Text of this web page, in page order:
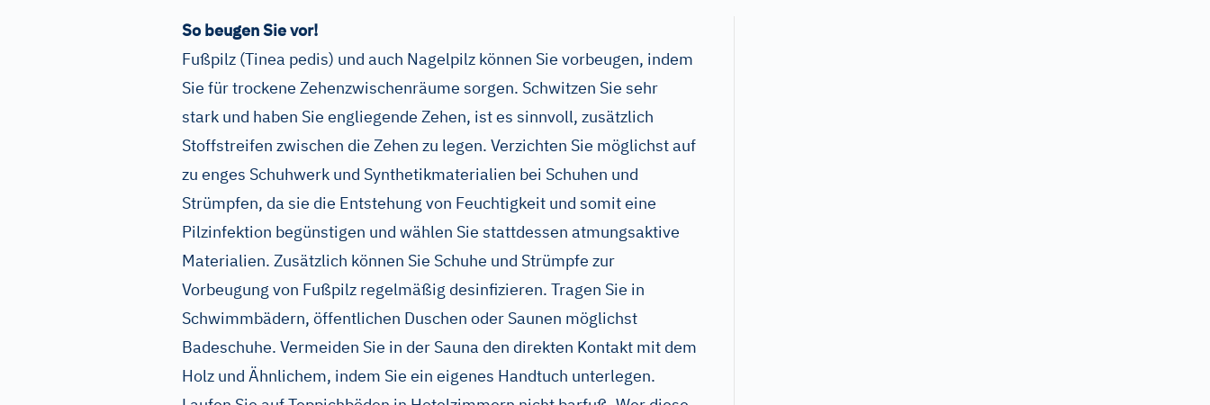
So beugen Sie vor!
Fußpilz (Tinea pedis) und auch Nagelpilz können Sie vorbeugen, indem
Sie für trockene Zehenzwischenräume sorgen. Schwitzen Sie sehr
stark und haben Sie engliegende Zehen, ist es sinnvoll, zusätzlich
Stoffstreifen zwischen die Zehen zu legen. Verzichten Sie möglichst auf
zu enges Schuhwerk und Synthetikmaterialien bei Schuhen und
Strümpfen, da sie die Entstehung von Feuchtigkeit und somit eine
Pilzinfektion begünstigen und wählen Sie stattdessen atmungsaktive
Materialien. Zusätzlich können Sie Schuhe und Strümpfe zur
Vorbeugung von Fußpilz regelmäßig desinfizieren. Tragen Sie in
Schwimmbädern, öffentlichen Duschen oder Saunen möglichst
Badeschuhe. Vermeiden Sie in der Sauna den direkten Kontakt mit dem
Holz und Ähnlichem, indem Sie ein eigenes Handtuch unterlegen.